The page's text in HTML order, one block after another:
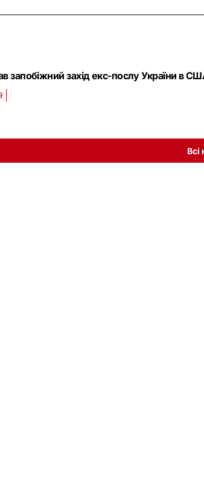
запобіжний захід екс-послу України в
Всі